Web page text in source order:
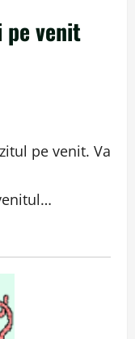
venit
pe venit. Va